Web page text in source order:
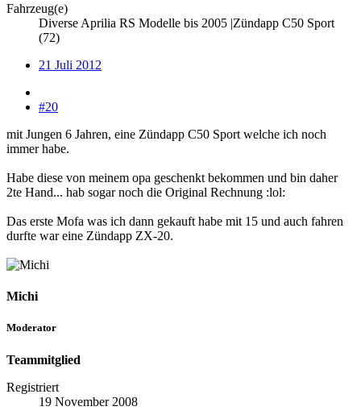
Fahrzeug(e)
Diverse Aprilia RS Modelle bis 2005 |Zündapp C50 Sport
(72)
21 Juli 2012
#20
mit Jungen 6 Jahren, eine Zündapp C50 Sport welche ich noch
immer habe.
Habe diese von meinem opa geschenkt bekommen und bin daher
2te Hand... hab sogar noch die Original Rechnung :lol:
Das erste Mofa was ich dann gekauft habe mit 15 und auch fahren
durfte war eine Zündapp ZX-20.
Michi
Moderator
Teammitglied
Registriert
19 November 2008